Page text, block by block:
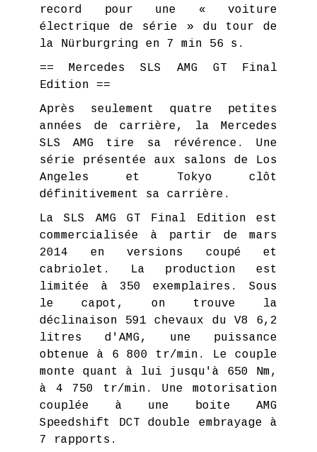
record pour une « voiture
électrique de série » du tour de
la Nürburgring en 7 min 56 s.
== Mercedes SLS AMG GT Final
Edition ==
Après seulement quatre petites
années de carrière, la Mercedes
SLS AMG tire sa révérence. Une
série présentée aux salons de Los
Angeles et Tokyo clôt
définitivement sa carrière.
La SLS AMG GT Final Edition est
commercialisée à partir de mars
2014 en versions coupé et
cabriolet. La production est
limitée à 350 exemplaires. Sous
le capot, on trouve la
déclinaison 591 chevaux du V8 6,2
litres d'AMG, une puissance
obtenue à 6 800 tr/min. Le couple
monte quant à lui jusqu'à 650 Nm,
à 4 750 tr/min. Une motorisation
couplée à une boite AMG
Speedshift DCT double embrayage à
7 rapports.